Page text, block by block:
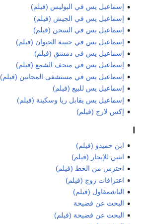
إسماعيل يس في البوليس (فيلم)
إسماعيل يس في الجيش (فيلم)
إسماعيل يس في السجن (فيلم)
إسماعيل يس في جنينة الحيوان (فيلم)
إسماعيل يس في دمشق (فيلم)
إسماعيل يس في متحف الشمع (فيلم)
إسماعيل يس في مستشفى المجانين (فيلم)
إسماعيل يس للبيع (فيلم)
إسماعيل يس يقابل ريا وسكينة (فيلم)
إكس لارج (فيلم)
ابن حميدو (فيلم)
اتنين للإيجار (فيلم)
احترس من الخط (فيلم)
اعترافات زوج (فيلم)
الباشمقاول (فيلم)
البحث عن فضيحة
البحث عن فضيحة (فيلم)